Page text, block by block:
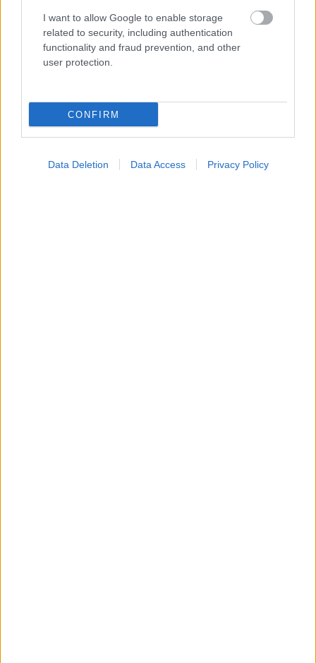
I want to allow Google to enable storage
related to security, including authentication
functionality and fraud prevention, and other
user protection.
CONFIRM
Data Deletion Data Access Privacy Policy
Loading...